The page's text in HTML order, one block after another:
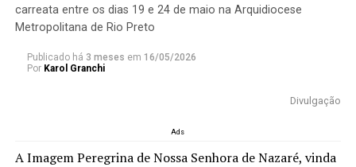
carreata entre os dias 19 e 24 de maio na Arquidiocese
Metropolitana de Rio Preto
Publicado há 3 meses em 16/05/2026
Por Karol Granchi
Divulgação
Ads
A Imagem Peregrina deNossa Senhora de Nazaré, vinda